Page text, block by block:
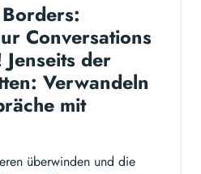
Conversations
der
Verwandeln
mit
überwinden und die